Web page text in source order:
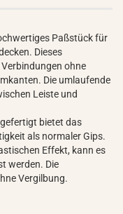
Paßstück für
Dieses
ohne
Die umlaufende
Leiste und
bietet das
als normaler Gips.
Effekt, kann es
werden. Die
Vergilbung.